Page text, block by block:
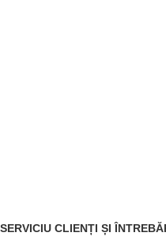
SERVICIU CLIENȚI ȘI